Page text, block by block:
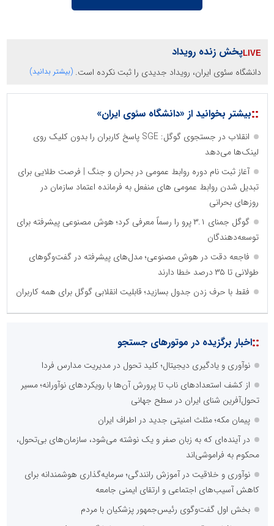
پخش زنده رویداد
دانشگاه سئوی ایران، رویداد جدیدی را ثبت نکرده است. (بیشتر بدانید)
::بیشتر بخوانید از «دانشگاه سئوی ایران»
انقلاب در جستجوی گوگل: SGE پاسخ کاربران را بدون کلیک روی
لینک‌ها می‌دهد
آغاز ثبت نام دوره روابط عمومی در بحران و جنگ | فرصت طلایی برای
تبدیل شدن روابط عمومی های منفعل به فرمانده اعتماد سازمان در
روزهای بحرانی
گوگل جمنای ۳.۱ پرو را رسماً معرفی کرد؛ هوش مصنوعی پیشرفته برای
توسعه‌دهندگان
فاجعه دقت در هوش مصنوعی؛ مدل‌های پیشرفته در گفت‌وگوهای
طولانی تا ۳۵ درصد خطا دارند
فقط با حرف زدن جدول بسازید؛ قابلیت انقلابی گوگل برای همه کاربران
::اخبار برگزیده در موتورهای جستجو
نوآوری و یادگیری دیجیتال؛ کلید تحول در مدیریت مدارس فردا
از کشف استعدادهای ناب تا پرورش آن‌ها با رویکردهای نوآورانه؛ مسیر
تحول‌آفرین شنای ایران در سطح جهانی
پیمان مکه؛ مثلث امنیتی جدید در اطراف ایران
در آینده‌ای که به زبان صفر و یک نوشته می‌شود، سازمان‌های بی‌تحول،
محکوم به فراموشی‌اند
نوآوری و خلاقیت در آموزش رانندگی؛ سرمایه‌گذاری هوشمندانه برای
کاهش آسیب‌های اجتماعی و ارتقای ایمنی جامعه
بخش اول گفت‌وگوی رئیس‌جمهور پزشکیان با مردم